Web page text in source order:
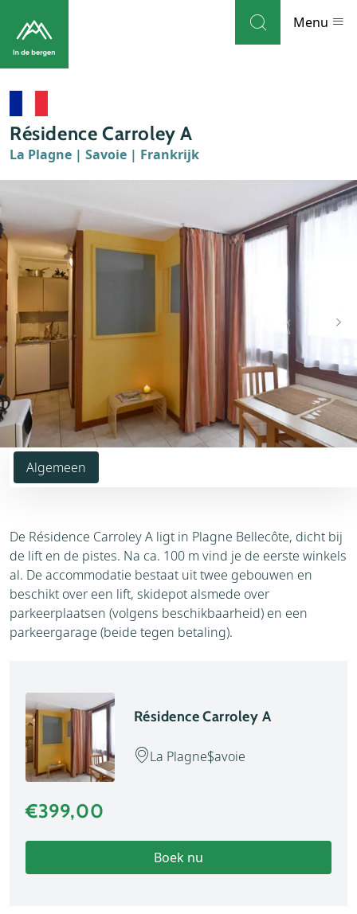
Menu
Weblog
Thema's
Bezienswaardigheden
Tips
Résidence Carroley A
La Plagne | Savoie | Frankrijk
Algemeen
De Résidence Carroley A ligt in Plagne Bellecôte, dicht bij
de lift en de pistes. Na ca. 100 m vind je de eerste winkels
al. De accommodatie bestaat uit twee gebouwen en
beschikt over een lift, skidepot alsmede over
parkeerplaatsen (volgens beschikbaarheid) en een
parkeergarage (beide tegen betaling).
Résidence Carroley A
La PlagneSavoie
€399,00
Boek nu